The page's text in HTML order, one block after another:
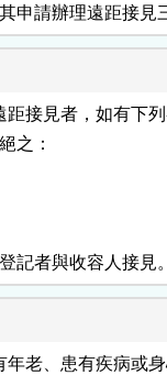
申請辦理遠距接見
接見者，如有下
關得拒絕之：
者。
者。
記者與收容人接見
年老、患有疾病或